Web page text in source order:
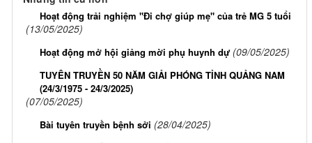
Hoạt động trải nghiệm "Đi chợ giúp mẹ" của trẻ MG 5 tuổi
(13/05/2025)
Hoạt động mở hội giảng mời phụ huynh dự (09/05/2025)
TUYÊN TRUYỀN 50 NĂM GIẢI PHÓNG TỈNH QUẢNG NAM
(24/3/1975 - 24/3/2025)
(07/05/2025)
Bài tuyên truyền bệnh sởi (28/04/2025)